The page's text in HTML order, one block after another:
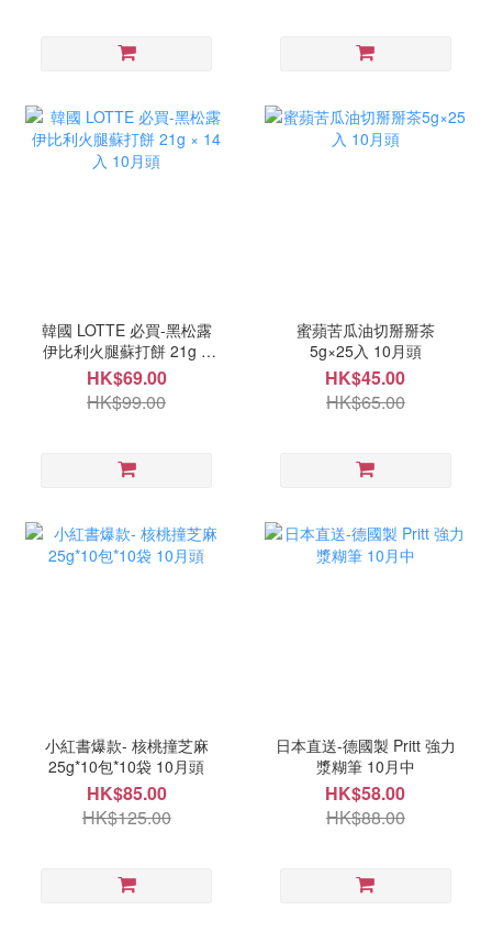
韓國 LOTTE 必買-黑松露
伊比利火腿蘇打餅 21g ×
14入 10月頭
HK$69.00
HK$99.00
蜜蘋苦瓜油切掰掰茶
5g×25入 10月頭
HK$45.00
HK$65.00
小紅書爆款- 核桃撞芝麻
25g*10包*10袋 10月頭
HK$85.00
HK$125.00
日本直送-德國製 Pritt 強力
漿糊筆 10月中
HK$58.00
HK$88.00